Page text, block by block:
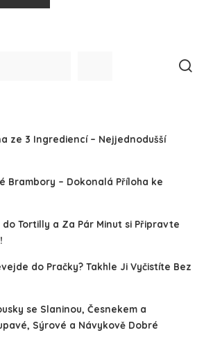
ze 3 Ingrediencí – Nejjednodušší
Brambory – Dokonalá Příloha ke
Tortilly a Za Pár Minut si Připravte
do Pračky? Takhle Ji Vyčistíte Bez
se Slaninou, Česnekem a
Sýrové a Návykově Dobré